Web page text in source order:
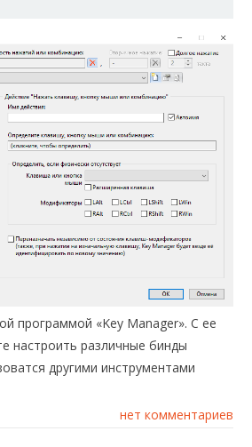
программой «Key Manager». С ее
различные бинды
другими инструментами
нет комментариев